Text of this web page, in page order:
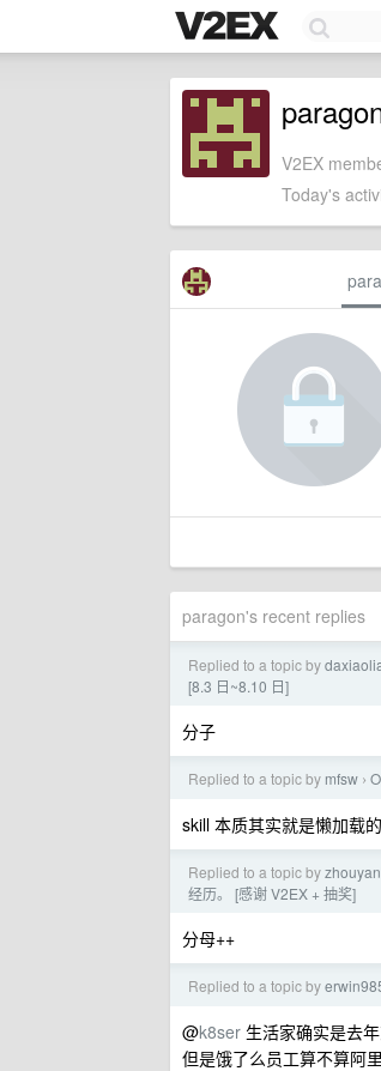
V2EX
Today's
paragon's recent replies
Replied to a topic by
[8.3 日~8.10 日]
分子
Replied to a topic by mfsw ›
skill 本质其实就是懒加载
Replied to a topic by
经历。 [感谢 V2EX + 抽奖]
分母++
Replied to a topic by
@k8ser 生活家确实是去
但是饿了么员工算不算阿